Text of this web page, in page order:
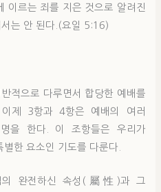
르는 죄를 지은 것으로 알려진
는 안 된다.(요일 5:16)
적으로 다루면서 합당한 예배를
제 3항과 4항은 예배의 여러
을 한다. 이 조항들은 우리가
별한 요소인 기도를 다룬다.
의 완전하신 속성(屬性)과 그